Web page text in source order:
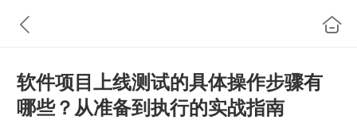
软件项目上线测试的具体操作步骤有
哪些？从准备到执行的实战指南